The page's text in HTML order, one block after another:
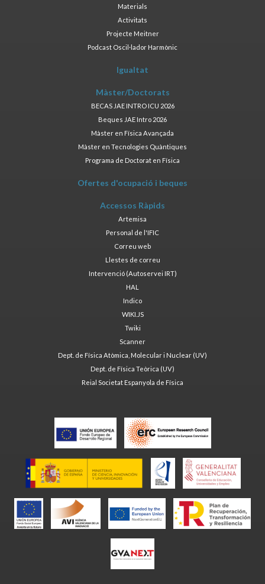
Materials
Activitats
Projecte Meitner
Podcast Oscil·lador Harmònic
Igualtat
Màster/Doctorats
BECAS JAE INTRO ICU 2026
Beques JAE Intro 2026
Màster en Física Avançada
Màster en Tecnologies Quàntiques
Programa de Doctorat en Física
Ofertes d'ocupació i beques
Accessos Ràpids
Artemisa
Personal de l'IFIC
Correu web
Llestes de correu
Intervenció (Autoservei IRT)
HAL
Indico
WIKI.JS
Twiki
Scanner
Dept. de Física Atòmica, Molecular i Nuclear (UV)
Dept. de Física Teòrica (UV)
Reial Societat Espanyola de Física